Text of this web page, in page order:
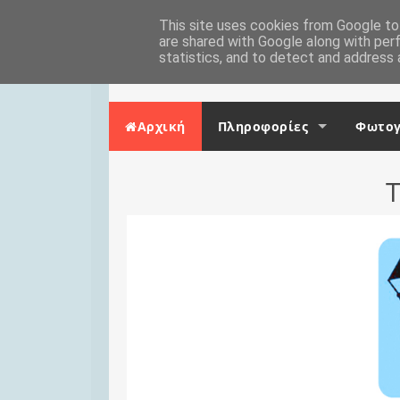
Αρχική Επικοινωνία
Αρχική Πληροφορίες
This site uses cookies from Google
are shared with Google along with
statistics, and to detect and address